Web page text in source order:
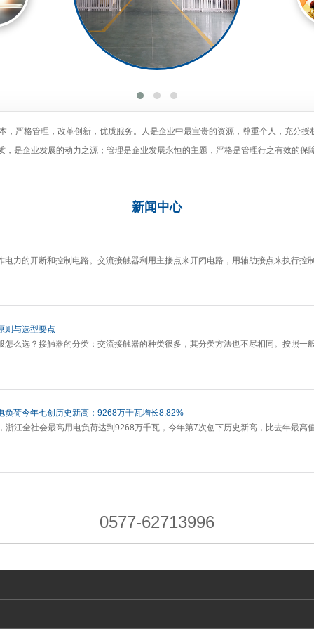
，严格管理，改革创新，优质服务。人是企业中最宝贵的资源，尊重个人，充分授
，是企业发展的动力之源；管理是企业发展永恒的主题，严格是管理行之有效的保
新闻 中心
电力的开断和控制电路。交流接触器利用主接点来开闭电路，用辅助接点来执行控
则与选型要点
怎么选？接触器的分类：交流接触器的种类很多，其分类方法也不尽相同。按照一
负荷今年七创历史新高：9268万千瓦增长8.82%
浙江全社会最高用电负荷达到9268万千瓦，今年第7次创下历史新高，比去年最高
0577-62713996